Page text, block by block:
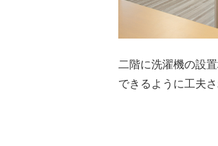
二階に洗濯機の設
できるように工夫さ